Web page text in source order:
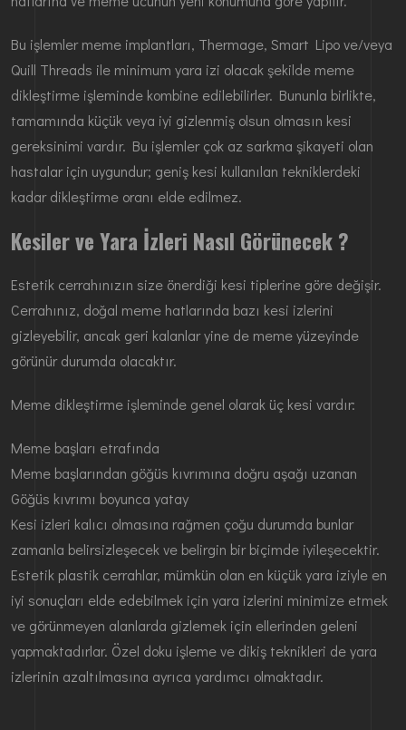
Bu işlemler meme implantları, Thermage, Smart Lipo ve/veya
Quill Threads ile minimum yara izi olacak şekilde meme
dikleştirme işleminde kombine edilebilirler. Bununla birlikte,
tamamında küçük veya iyi gizlenmiş olsun olmasın kesi
gereksinimi vardır. Bu işlemler çok az sarkma şikayeti olan
hastalar için uygundur; geniş kesi kullanılan tekniklerdeki
kadar dikleştirme oranı elde edilmez.
Kesiler ve Yara İzleri Nasıl Görünecek ?
Estetik cerrahınızın size önerdiği kesi tiplerine göre değişir.
Cerrahınız, doğal meme hatlarında bazı kesi izlerini
gizleyebilir, ancak geri kalanlar yine de meme yüzeyinde
görünür durumda olacaktır.
Meme dikleştirme işleminde genel olarak üç kesi vardır:
Meme başları etrafında
Meme başlarından göğüs kıvrımına doğru aşağı uzanan
Göğüs kıvrımı boyunca yatay
Kesi izleri kalıcı olmasına rağmen çoğu durumda bunlar
zamanla belirsizleşecek ve belirgin bir biçimde iyileşecektir.
Estetik plastik cerrahlar, mümkün olan en küçük yara iziyle en
iyi sonuçları elde edebilmek için yara izlerini minimize etmek
ve görünmeyen alanlarda gizlemek için ellerinden geleni
yapmaktadırlar. Özel doku işleme ve dikiş teknikleri de yara
izlerinin azaltılmasına ayrıca yardımcı olmaktadır.